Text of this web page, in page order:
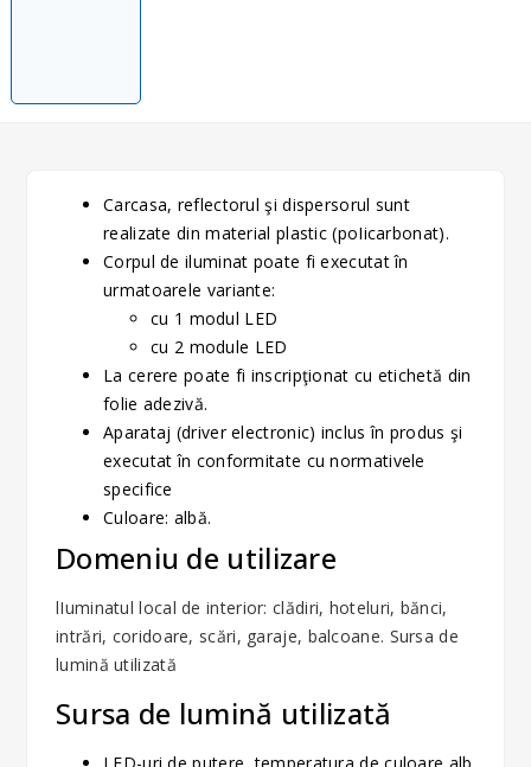
Carcasa, reflectorul şi dispersorul sunt
realizate din material plastic (poIicarbonat).
Corpul de iluminat poate fi executat în
urmatoarele variante:
cu 1 modul LED
cu 2 module LED
La cerere poate fi inscripţionat cu etichetă din
folie adezivă.
Aparataj (driver electronic) inclus în produs şi
executat în conformitate cu normativele
specifice
Culoare: albă.
Domeniu de utilizare
lIuminatul local de interior: clădiri, hoteluri, bănci,
intrări, coridoare, scări, garaje, balcoane. Sursa de
lumină utilizată
Sursa de lumină utilizată